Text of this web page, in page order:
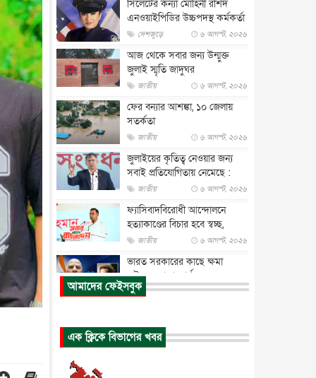
সিলেটের কন্যা মোহিনী রশিদ
এনওয়াইপিডির উচ্চপদস্থ কর্মকর্তা
দেশজুড়ে ৬ আগস্ট, ২০২৬
আজ থেকে সবার জন্য উন্মুক্ত
জুলাই স্মৃতি জাদুঘর
জাতীয় ৬ আগস্ট, ২০২৬
ফের বন্যার আশঙ্কা, ১০ জেলায়
সতর্কতা
জাতীয় ৬ আগস্ট, ২০২৬
জুলাইয়ের কৃতিত্ব নেওয়ার জন্য
সবাই প্রতিযোগিতায় নেমেছে :
স্বর...জাতীয় ৬ আগস্ট, ২০২৬
ফ্যাসিবাদবিরোধী আন্দোলনে
হত্যাকাণ্ডের বিচার হবে স্বচ্ছ,
নিরপ...
জাতীয় ৬ আগস্ট, ২০২৬
ভারত সরকারের কাছে ক্ষমা
চাইলেন জাকারবার্গ
আন্তর্জাতিক ৬ আগস্ট, ২০২৬
যাত্রীবাহী বিমান মুখোমুখি, তদন্...
আন্তর্জাতিক ৬ আগস্ট, ২০২৬
আমাদের ফেইসবুক
এক ক্লিকে বিভাগের খবর